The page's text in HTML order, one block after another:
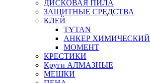
ДИСКОВАЯ ПИЛА
ЗАЩИТНЫЕ СРЕДСТВА
КЛЕЙ
TYTAN
АНКЕР ХИМИЧЕСКИЙ
МОМЕНТ
КРЕСТИКИ
Круги АЛМАЗНЫЕ
МЕШКИ